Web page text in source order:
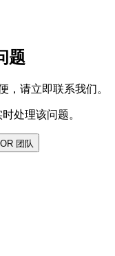
题
，请立即联系我们。
处理该问题。
团队